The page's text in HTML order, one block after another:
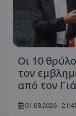
Οι 10
τον
από τον
01.08.2026 -